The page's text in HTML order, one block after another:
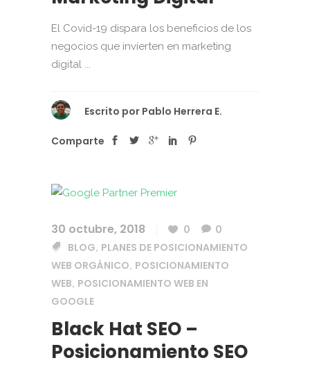
El Covid-19 dispara los beneficios de los
negocios que invierten en marketing
digital ...
Escrito por Pablo Herrera E.
Comparte
30 octubre, 2018 0
0
BLOG, PLANES DE POSICIONAMIENTO
WEB ORGÁNICO, POSICIONAMIENTO
WEB, POSICIONAMIENTO WEB EN
GOOGLE
Black Hat SEO –
Posicionamiento SEO